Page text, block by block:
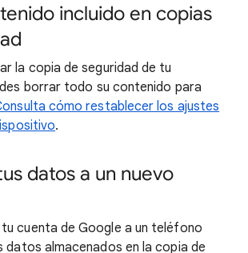
incluido en copias
la copia de seguridad de tu
borrar todo su contenido para
cómo restablecer los ajustes
.
datos a un nuevo
cuenta de Google a un teléfono
datos almacenados en la copia de